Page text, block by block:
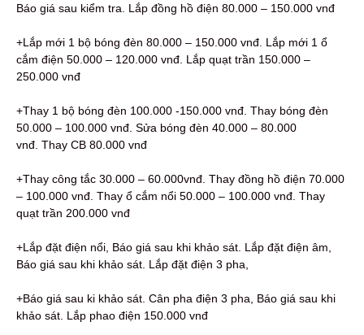
Báo giá sau kiểm tra. Lắp đồng hồ điện 80.000 – 150.000 vnđ
+Lắp mới 1 bộ bóng đèn 80.000 – 150.000 vnđ. Lắp mới 1 ổ
cắm điện 50.000 – 120.000 vnđ. Lắp quạt trần 150.000 –
250.000 vnđ
+Thay 1 bộ bóng đèn 100.000 -150.000 vnđ. Thay bóng đèn
50.000 – 100.000 vnđ. Sửa bóng đèn 40.000 – 80.000
vnđ. Thay CB 80.000 vnđ
+Thay công tắc 30.000 – 60.000vnđ. Thay đồng hồ điện 70.000
– 100.000 vnđ. Thay ổ cắm nổi 50.000 – 100.000 vnđ. Thay
quạt trần 200.000 vnđ
+Lắp đặt điện nổi, Báo giá sau khi khảo sát. Lắp đặt điện âm,
Báo giá sau khi khảo sát. Lắp đặt điện 3 pha,
+Báo giá sau ki khảo sát. Cân pha điện 3 pha, Báo giá sau khi
khảo sát. Lắp phao điện 150.000 vnđ